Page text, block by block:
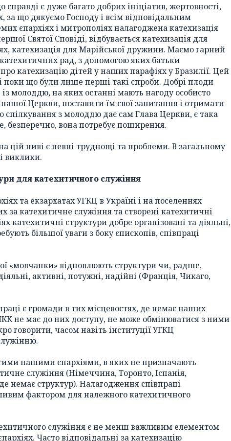
є дуже багато добрих ініціатив, жертовності,
за що дякуємо Господу і всім відповідальним
єпархіях і митрополіях налагоджена катехизація
Святої Сповіді, відбувається катехизація для
катехизація для Марійської дружини. Маємо гарний
рад, з допомогою яких батьки
катехизацію дітей у наших парафіях у Бразилії. Цей
поки що були лише перші такі спроби. Добрі плоди
молоддю, на яких останні мають нагоду особисто
Церкви, поставити їм свої запитання і отримати
спілкування з молоддю дає сам Глава Церкви, є така
безперечно, вона потребує поширення.
цій ниві є певні труднощі та проблеми. В загальному
виклики.
для катехитичного служіння
та екзархатах УГКЦ в Україні і на поселеннях
за катехитичне служіння та створені катехитичні
катехитичні структури добре організовані та діяльні,
більшої уваги з боку єпископів, співпраці
«мовчанки» відновлюють структури чи, радше,
активні, потужні, надійні (Франція, Чикаго,
є громади в тих місцевостях, де немає наших
не має до них доступу, не може обмінюватися з ними
говорити, часом навіть інституції УГКЦ
нашими єпархіями, в яких не призначають
служіння (Німеччина, Торонто, Іспанія,
немає структур). Налагодження співпраці
фактором для належного катехитичного
служіння є не менш важливим елементом
Часто відповідальні за катехизацію